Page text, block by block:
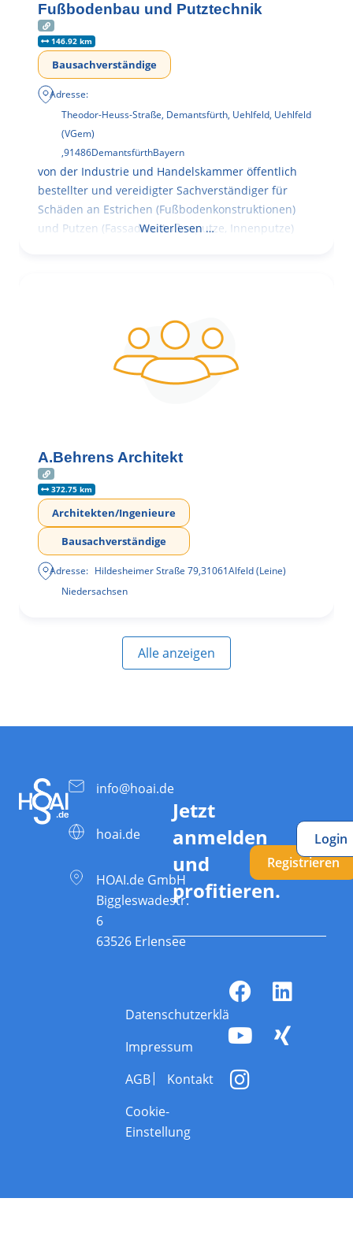
Fußbodenbau und Putztechnik
146.92 km
Bausachverständige
Adresse:
Theodor-Heuss-Straße, Demantsfürth, Uehlfeld, Uehlfeld
(VGem)
,91486DemantsfürthBayern
von der Industrie und Handelskammer öffentlich
bestellter und vereidigter Sachverständiger für
Schäden an Estrichen (Fußbodenkonstruktionen)
und Putzen (Fassaden, Außenputze, Innenputze)
Weiterlesen …
A.Behrens Architekt
372.75 km
Architekten/Ingenieure
Bausachverständige
Adresse: Hildesheimer Straße 79,31061Alfeld (Leine)
Niedersachsen
Alle anzeigen
info@hoai.de
hoai.de
HOAI.de GmbH
Biggleswadestr.
6
63526 Erlensee
Jetzt
anmelden
und
profitieren.
Registrieren
Login
Datenschutzerklärung
Impressum
AGB
Kontakt
Cookie-
Einstellung